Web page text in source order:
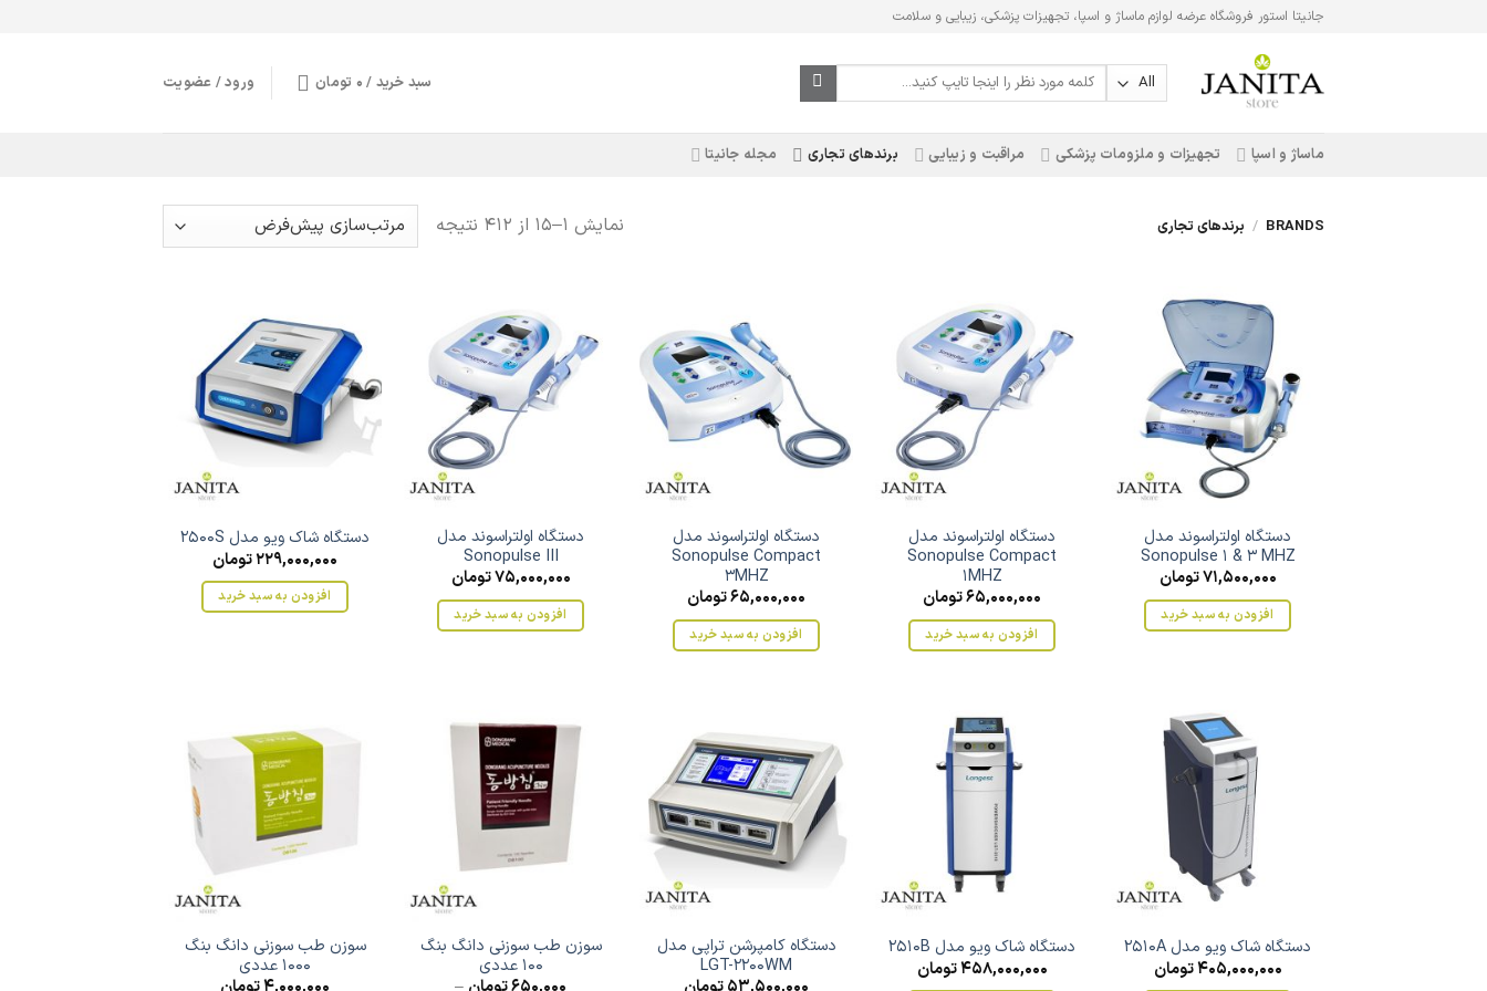
جانیتا استور فروشگاه عرضه لوازم ماساژ و اسپا، تجهیزات پزشکی، زیبایی و سلامت
جستجو
سبد خرید / 0 تومان ورود / عضویت
ماساژ و اسپا تجهیزات و ملزومات پزشکی مراقبت و زیبایی برندهای تجاری مجله جانیتا
BRANDS
/ برندهای تجاری نمایش 1–15 از 412 نتیجه
دستگاه اولتراسوند مدل
Sonopulse 1 & 3 MHZ
71,500,000تومان
افزودن به سبد خرید
دستگاه اولتراسوند مدل
Sonopulse Compact
1MHZ
65,000,000تومان
افزودن به سبد خرید
دستگاه اولتراسوند مدل
Sonopulse Compact
3MHZ
65,000,000تومان
افزودن به سبد خرید
دستگاه اولتراسوند مدل
Sonopulse III
75,000,000تومان
افزودن به سبد خرید
دستگاه شاک ویو مدل 2500S
229,000,000تومان
افزودن به سبد خرید
دستگاه شاک ویو مدل 2510A
405,000,000تومان
دستگاه شاک ویو مدل 2510B
458,000,000تومان
دستگاه کامپرشن تراپی مدل
LGT-2200WM
سوزن طب سوزنی دانگ بنگ
100 عددی
سوزن طب سوزنی دانگ بنگ
1000 عددی